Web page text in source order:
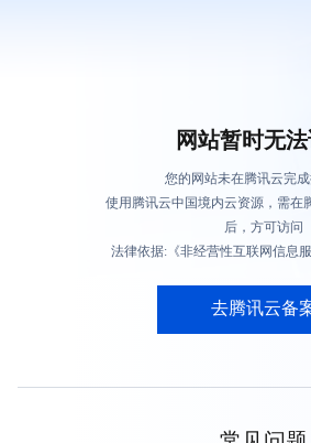
网站暂时无
您的网站未在腾讯云完
使用腾讯云中国境内云资源，需在
后，方可访问
法律依据:《非经营性互联网信息
去腾讯云备